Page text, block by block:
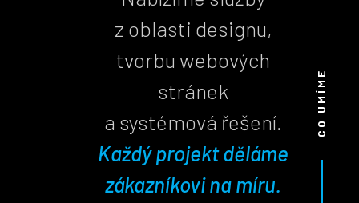
CO UMÍME
z oblasti designu,
tvorbu webových
stránek
a systémová řešení.
Každý projekt děláme
zákazníkovi na míru.